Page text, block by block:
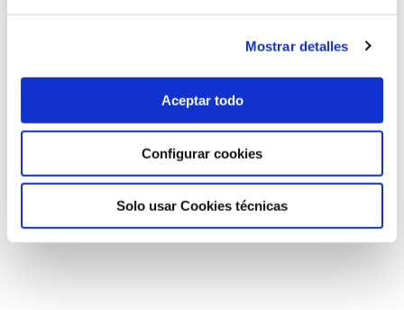
Mostrar detalles
Aceptar todo
Configurar cookies
Solo usar Cookies técnicas
Ver video
acepte las cookies de publicidadpara ver este
vídeo.